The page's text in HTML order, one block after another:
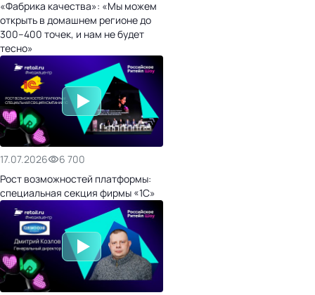
«Фабрика качества»: «Мы можем
открыть в домашнем регионе до
300–400 точек, и нам не будет
тесно»
17.07.2026
6 700
Рост возможностей платформы:
специальная секция фирмы «1С»